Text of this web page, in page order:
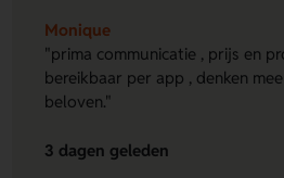
Monique
"prima communicatie , prijs en
bereikbaar per app , denken
beloven."
3 dagen geleden